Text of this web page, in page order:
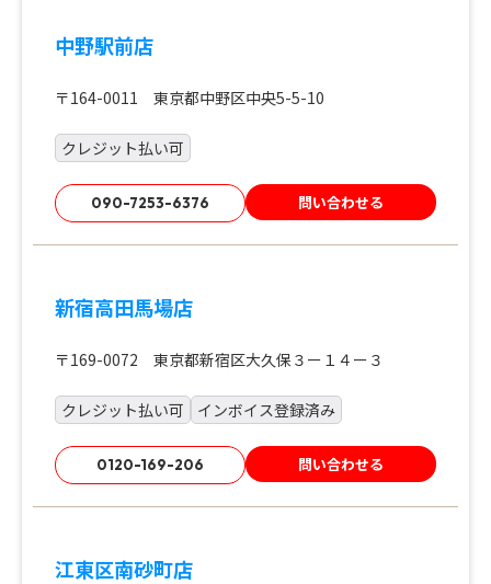
中野駅前店
〒164-0011 東京都中野区中央5-5-10
クレジット払い可
090-7253-6376 問い合わせる
新宿高田馬場店
〒169-0072 東京都新宿区大久保３ー１４ー３
クレジット払い可 インボイス登録済み
0120-169-206 問い合わせる
江東区南砂町店